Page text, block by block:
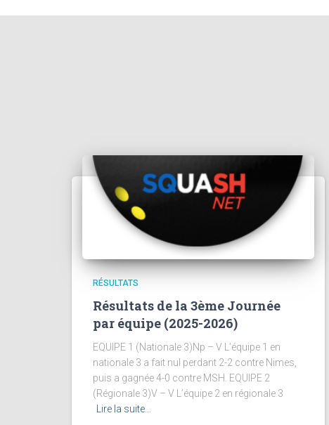
RÉSULTATS
Résultats de la 3ème Journée
par équipe (2025-2026)
EQUIPE 1 (Nationale 3)Np – V L’équipe 1 en
nationale 3 a fait nul perdant 2-2 contre Nimes,
puis a gagnée 4-0 contre MSH. EQUIPE 2
(Régionale 3)V – V L’équipe 2 en régionale 3
Lire la suite…